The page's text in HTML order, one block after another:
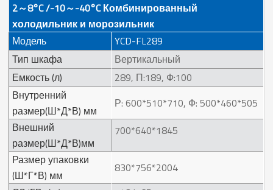
2～8°C /-10～-40°C Комбинированный
холодильник и морозильник
Модель
YCD-FL289
Тип шкафа
Вертикальный
Емкость (л)
289, П:189, Ф:100
Внутренний
размер(Ш*Д*В) мм
Р: 600*510*710, Ф: 500*460*505
Внешний
размер(Ш*Д*В)мм
700*640*1845
Размер упаковки
(Ш*Г*В) мм
830*756*2004